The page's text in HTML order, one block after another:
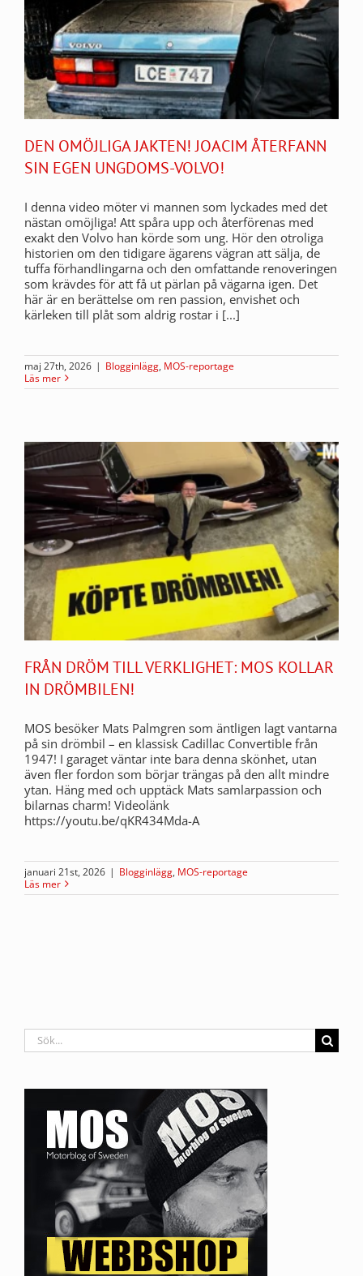
DEN OMÖJLIGA JAKTEN! JOACIM ÅTERFANN
SIN EGEN UNGDOMS-VOLVO!
I denna video möter vi mannen som lyckades med det
nästan omöjliga! Att spåra upp och återförenas med
exakt den Volvo han körde som ung. Hör den otroliga
historien om den tidigare ägarens vägran att sälja, de
tuffa förhandlingarna och den omfattande renoveringen
som krävdes för att få ut pärlan på vägarna igen. Det
här är en berättelse om ren passion, envishet och
kärleken till plåt som aldrig rostar i [...]
maj 27th, 2026 | Blogginlägg, MOS-reportage
Läs mer
FRÅN DRÖM TILL VERKLIGHET: MOS KOLLAR
IN DRÖMBILEN!
MOS besöker Mats Palmgren som äntligen lagt vantarna
på sin drömbil – en klassisk Cadillac Convertible från
1947! I garaget väntar inte bara denna skönhet, utan
även fler fordon som börjar trängas på den allt mindre
ytan. Häng med och upptäck Mats samlarpassion och
bilarnas charm! Videolänk
https://youtu.be/qKR434Mda-A
januari 21st, 2026 | Blogginlägg, MOS-reportage
Läs mer
Sök
efter: